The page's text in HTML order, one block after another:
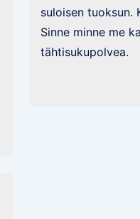
suloisen tuoksun.
Sinne minne me
tähtisukupolvea.